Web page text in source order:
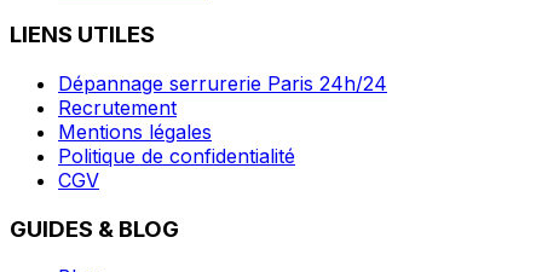
LIENS UTILES
Dépannage serrurerie Paris 24h/24
Recrutement
Mentions légales
Politique de confidentialité
CGV
GUIDES & BLOG